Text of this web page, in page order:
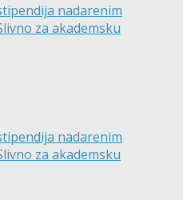
nadarenim
za akademsku
nadarenim
za akademsku